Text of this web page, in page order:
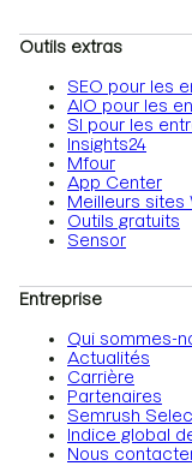
Outils extras
SEO pour les
AIO pour les
SI pour les
Insights24
Mfour
App Center
Meilleurs sites
Outils gratuits
Sensor
Entreprise
Qui sommes-
Actualités
Carrière
Partenaires
Semrush
Indice global
Nous